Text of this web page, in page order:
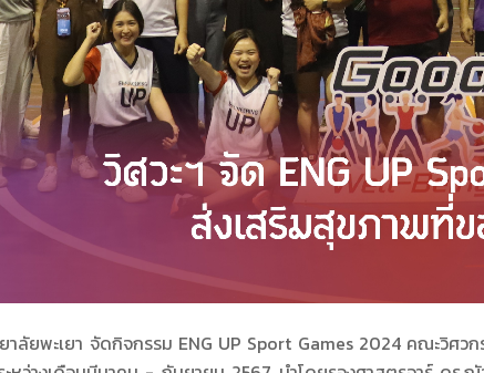
ลัยพะเยา จัดกิจกรรม ENG UP Sport Games 2024 คณะวิศว